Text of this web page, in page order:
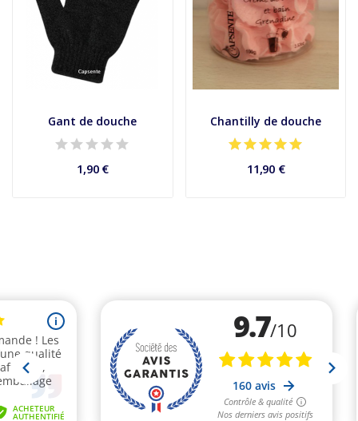
Gant de douche
1,90 €
Chantilly de douche
11,90 €